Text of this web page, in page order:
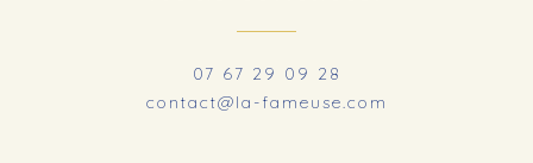
07 67 29 09 28
contact@la-fameuse.com